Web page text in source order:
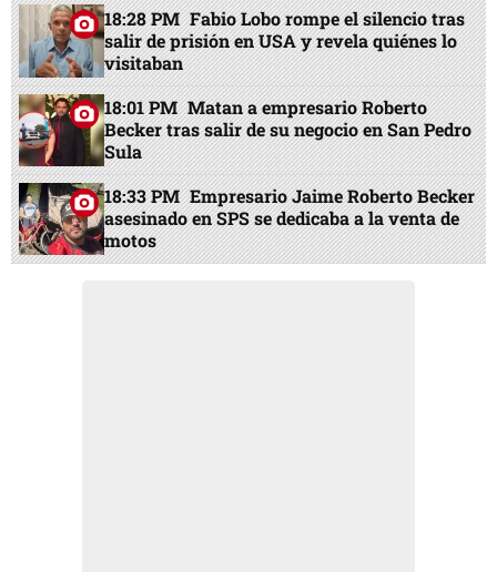
18:28 PM Fabio Lobo rompe el silencio tras
salir de prisión en USA y revela quiénes lo
visitaban
18:01 PM Matan a empresario Roberto
Becker tras salir de su negocio en San Pedro
Sula
18:33 PM Empresario Jaime Roberto Becker
asesinado en SPS se dedicaba a la venta de
motos